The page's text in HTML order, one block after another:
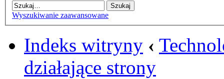
Wyszukiwanie zaawansowane
Indeks witryny ‹
działające strony